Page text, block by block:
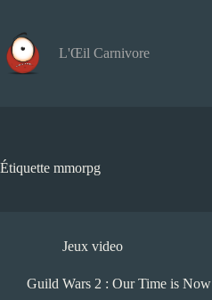
contenu
L'Œil Carnivore
Étiquette mmorpg
Jeux video
Guild Wars 2 : Our Time is Now